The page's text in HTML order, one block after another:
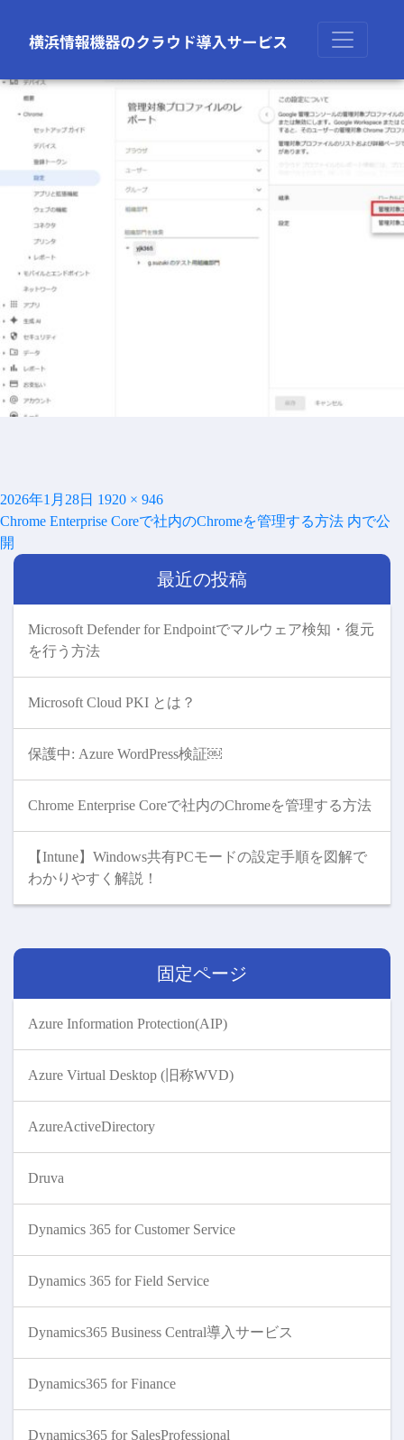
次の画像
投
稿
日:
2026年1月28日 フ
ル
1920 × 946
投
稿
ナ
Chrome Enterprise Coreで社内のChromeを管理する方法 内で公
開
最近の投稿
Microsoft Defender for Endpointでマルウェア検知・復元
を行う方法
Microsoft Cloud PKI とは？
保護中: Azure WordPress検証￼
Chrome Enterprise Coreで社内のChromeを管理する方法
【Intune】Windows共有PCモードの設定手順を図解で
わかりやすく解説！
固定ページ
Azure Information Protection(AIP)
Azure Virtual Desktop (旧称WVD)
AzureActiveDirectory
Druva
Dynamics 365 for Customer Service
Dynamics 365 for Field Service
Dynamics365 Business Central導入サービス
Dynamics365 for Finance
Dynamics365 for SalesProfessional